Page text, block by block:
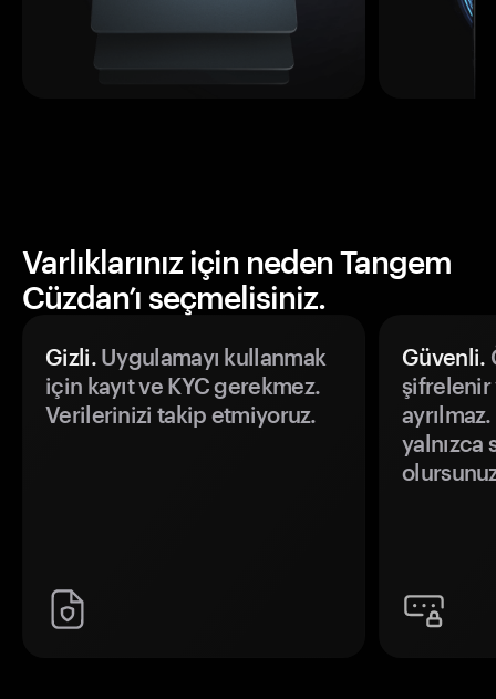
Varlıklarınız için neden Tangem
Cüzdan’ı seçmelisiniz.
Gizli.Uygulamayı kullanmak
için kayıt ve KYC gerekmez.
Verilerinizi takip etmiyoruz.
Güvenli.
şifrelenir
yalnızca